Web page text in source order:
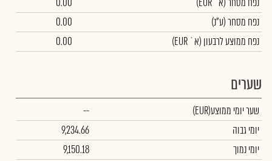
נפח מסחר(ע"נ)
0.00
נפח ממוצע לרבעון (א` EUR)
0.00
שערים
שער יומי ממוצע(EUR)
--
יומי גבוה
9,234.66
יומי נמוך
9,150.18